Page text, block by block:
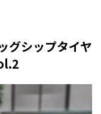
グシップタイヤ